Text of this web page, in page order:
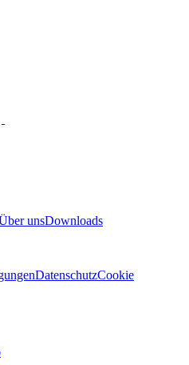
unsDownloads
DatenschutzCookie